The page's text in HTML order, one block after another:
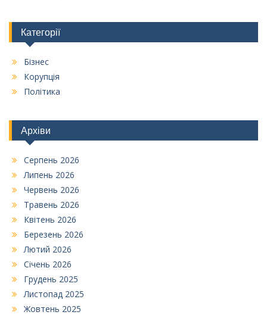
Категорії
Бізнес
Корупція
Політика
Архіви
Серпень 2026
Липень 2026
Червень 2026
Травень 2026
Квітень 2026
Березень 2026
Лютий 2026
Січень 2026
Грудень 2025
Листопад 2025
Жовтень 2025